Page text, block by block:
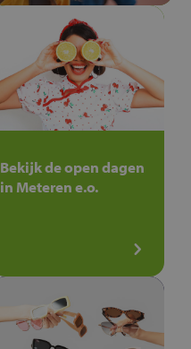
Bekijk de open dagen
in Meteren e.o.